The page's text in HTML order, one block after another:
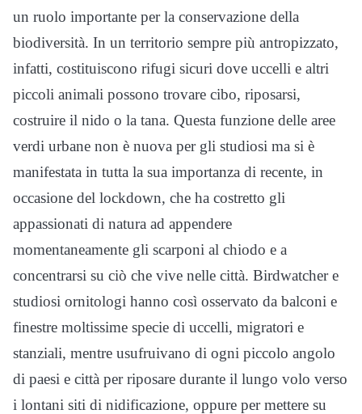
un ruolo importante per la conservazione della
biodiversità. In un territorio sempre più antropizzato,
infatti, costituiscono rifugi sicuri dove uccelli e altri
piccoli animali possono trovare cibo, riposarsi,
costruire il nido o la tana. Questa funzione delle aree
verdi urbane non è nuova per gli studiosi ma si è
manifestata in tutta la sua importanza di recente, in
occasione del lockdown, che ha costretto gli
appassionati di natura ad appendere
momentaneamente gli scarponi al chiodo e a
concentrarsi su ciò che vive nelle città. Birdwatcher e
studiosi ornitologi hanno così osservato da balconi e
finestre moltissime specie di uccelli, migratori e
stanziali, mentre usufruivano di ogni piccolo angolo
di paesi e città per riposare durante il lungo volo verso
i lontani siti di nidificazione, oppure per mettere su